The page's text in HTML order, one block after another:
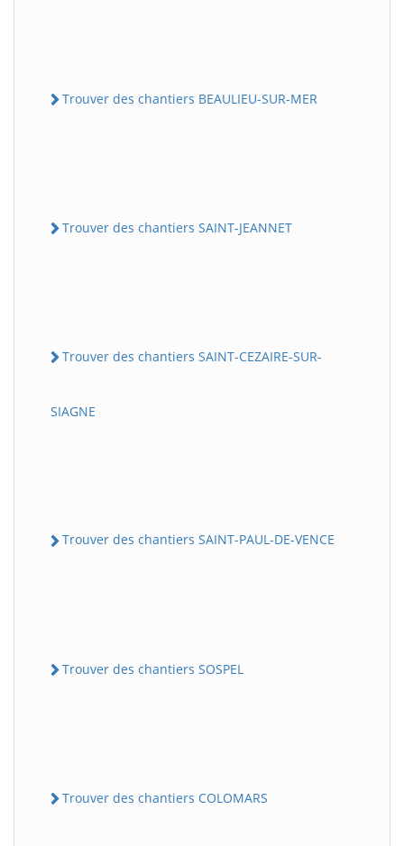
Trouver des chantiers BEAULIEU-SUR-MER
Trouver des chantiers SAINT-JEANNET
Trouver des chantiers SAINT-CEZAIRE-SUR-
SIAGNE
Trouver des chantiers SAINT-PAUL-DE-VENCE
Trouver des chantiers SOSPEL
Trouver des chantiers COLOMARS